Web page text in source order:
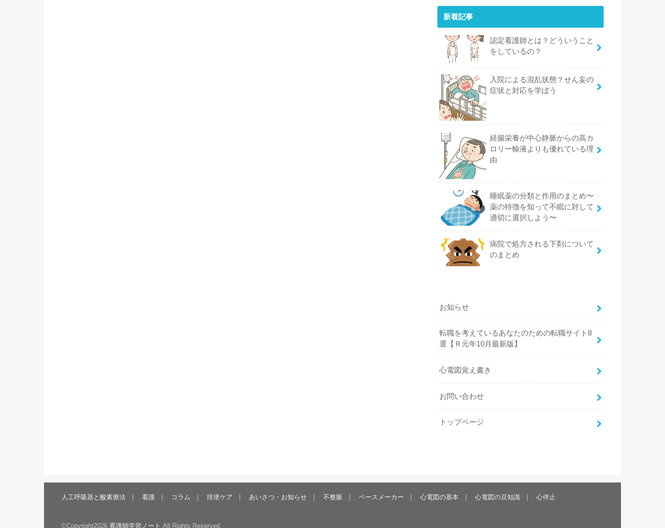
新着記事
認定看護師とは？どういうこと
をしているの？
入院による混乱状態？せん妄の
症状と対応を学ぼう
経腸栄養が中心静脈からの高カ
ロリー輸液よりも優れている理
由
睡眠薬の分類と作用のまとめ〜
薬の特徴を知って不眠に対して
適切に選択しよう〜
病院で処方される下剤について
のまとめ
お知らせ
転職を考えているあなたのための転職サイト8
選【Ｒ元年10月最新版】
心電図覚え書き
お問い合わせ
トップページ
人工呼吸器と酸素療法 看護 コラム 排泄ケア あいさつ・お知らせ 不整脈 ペースメーカー 心電図の基本 心電図の豆知識 心停止
©Copyright2026 看護師学習ノート .All Rights Reserved.